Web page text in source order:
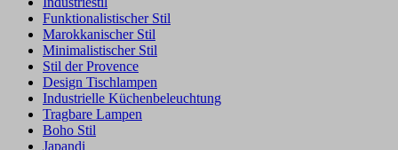
Funktionalistischer Stil
Marokkanischer Stil
Minimalistischer Stil
Stil der Provence
Design Tischlampen
Industrielle Küchenbeleuchtung
Tragbare Lampen
Boho Stil
Japandi